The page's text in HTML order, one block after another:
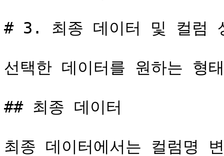
# 3. 최종 데이터 및 컬럼
선택한 데이터를 원하는 형
## 최종 데이터
최종 데이터에서는 컬럼명